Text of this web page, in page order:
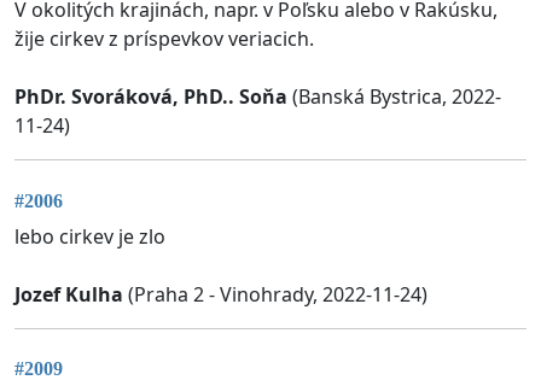
V okolitých krajinách, napr. v Poľsku alebo v Rakúsku,
žije cirkev z príspevkov veriacich.
PhDr. Svoráková, PhD.. Soňa (Banská Bystrica, 2022-
11-24)
#2006
lebo cirkev je zlo
Jozef Kulha (Praha 2 - Vinohrady, 2022-11-24)
#2009